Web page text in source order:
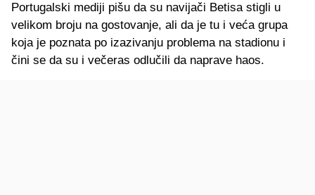
Portugalski mediji pišu da su navijači Betisa stigli u
velikom broju na gostovanje, ali da je tu i veća grupa
koja je poznata po izazivanju problema na stadionu i
čini se da su i večeras odlučili da naprave haos.